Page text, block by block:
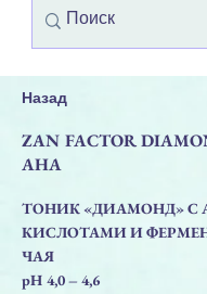
Назад
ZAN FACTOR
AHA
ТОНИК «ДИАМОНД» С
КИСЛОТАМИ И
ЧАЯ
pH 4,0 – 4,6